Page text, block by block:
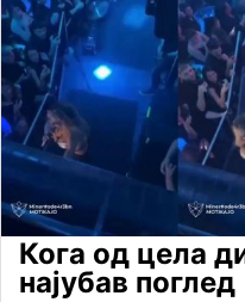
Кога од цела
најубав поглед